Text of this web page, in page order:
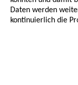
Daten werden
kontinuierlich die